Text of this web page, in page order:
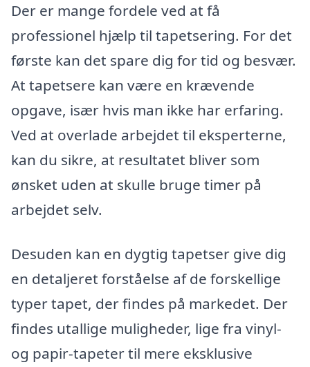
Der er mange fordele ved at få
professionel hjælp til tapetsering. For det
første kan det spare dig for tid og besvær.
At tapetsere kan være en krævende
opgave, især hvis man ikke har erfaring.
Ved at overlade arbejdet til eksperterne,
kan du sikre, at resultatet bliver som
ønsket uden at skulle bruge timer på
arbejdet selv.
Desuden kan en dygtig tapetser give dig
en detaljeret forståelse af de forskellige
typer tapet, der findes på markedet. Der
findes utallige muligheder, lige fra vinyl-
og papir-tapeter til mere eksklusive